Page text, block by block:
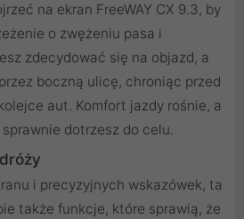
na ekran FreeWAY CX 9.3, by
o zwężeniu pasa i
zdecydować się na objazd, a
boczną ulicę, chroniąc przed
aut. Komfort jazdy rośnie, a
dotrzesz do celu.
i precyzyjnych wskazówek, ta
także funkcje, które sprawią, że